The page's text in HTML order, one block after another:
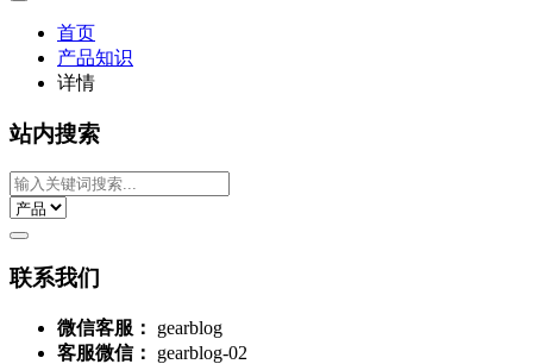
首页
产品知识
详情
站内搜索
联系我们
微信客服：
gearblog
客服微信：
gearblog-02